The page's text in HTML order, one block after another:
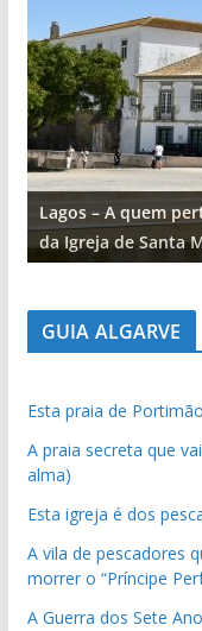
Lagos – A quem
da Igreja de Santa
GUIA ALGARVE
Esta praia de
A praia secreta que
alma)
Esta igreja é dos
A vila de pescadores
morrer o “Príncipe
A Guerra dos Sete